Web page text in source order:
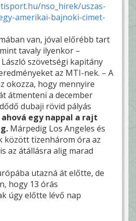
nso_hirek/uszas-
amerikai-bajnoki-cimet-
van, jóval előrébb tart
tavaly ilyenkor –
szövetségi kapitány
az MTI-nek. – A
okozza, hogy mennyire
átmenteni a december
dubaji rövid pályás
ahová egy nappal a rajt
Márpedig Los Angeles és
között tizenhárom óra az
az átállásra alig marad
utazná át előtte, de
hogy 13 órás
úgy előtte lévő nap